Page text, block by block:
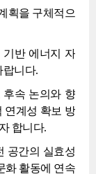
획을 구체적으
기반 에너지 자
랍니다.
후속 논의와 향
연계성 확보 방
합니다.
공간의 실효성
화 활동에 연속